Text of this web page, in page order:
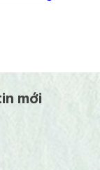
mới